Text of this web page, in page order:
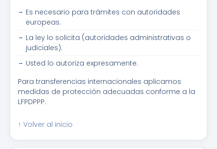
Es necesario para trámites con autoridades
europeas.
La ley lo solicita (autoridades administrativas o
judiciales).
Usted lo autoriza expresamente.
Para transferencias internacionales aplicamos
medidas de protección adecuadas conforme a la
LFPDPPP.
↑ Volver al inicio